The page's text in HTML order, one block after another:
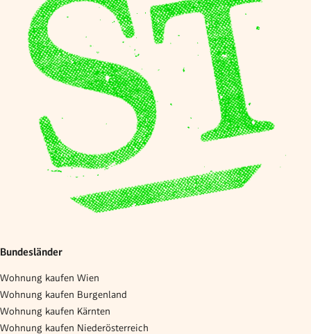
Bundesländer
Wohnung kaufen Wien
Wohnung kaufen Burgenland
Wohnung kaufen Kärnten
Wohnung kaufen Niederösterreich